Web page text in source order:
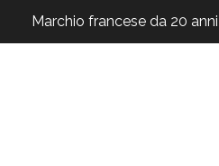
Marchio francese da 20 anni
Marchio francese da 20 anni